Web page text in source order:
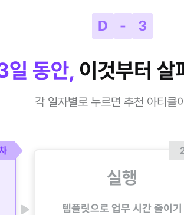
D - 3
일 동안, 이것부터 살
각 일자별로 누르면 추천 아티클
실행
템플릿으로 업무 시간 줄이기